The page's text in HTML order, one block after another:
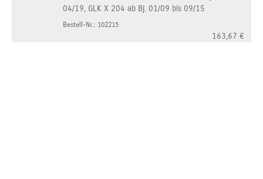
04/19, GLK X 204 ab Bj. 01/09 bis 09/15
Bestell-Nr.: 102215
163,67 €